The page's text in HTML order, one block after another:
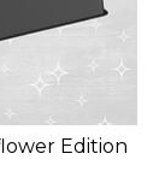
Edition